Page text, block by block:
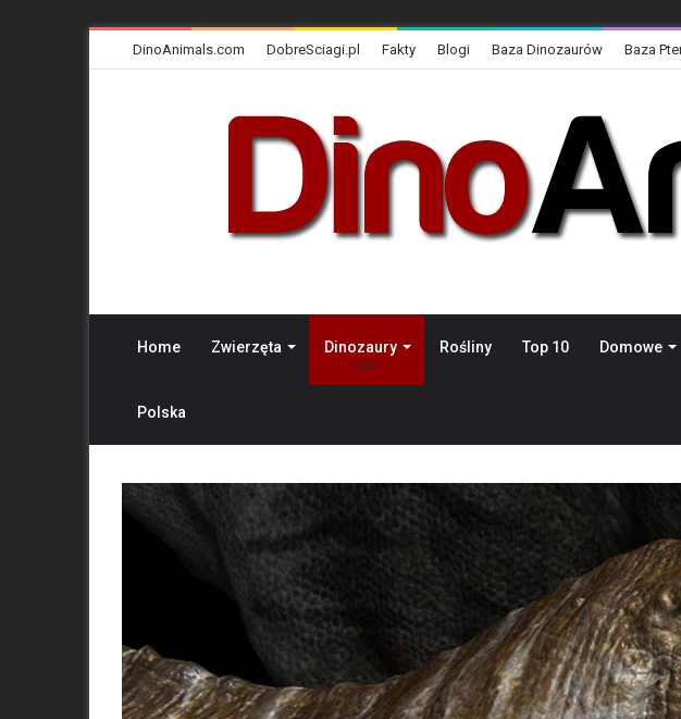
DinoAnimals.com DobreSciagi.pl Fakty Blogi Baza Dinozaurów Baza
Home Zwierzęta Dinozaury Rośliny Top 10 Domowe
Polska